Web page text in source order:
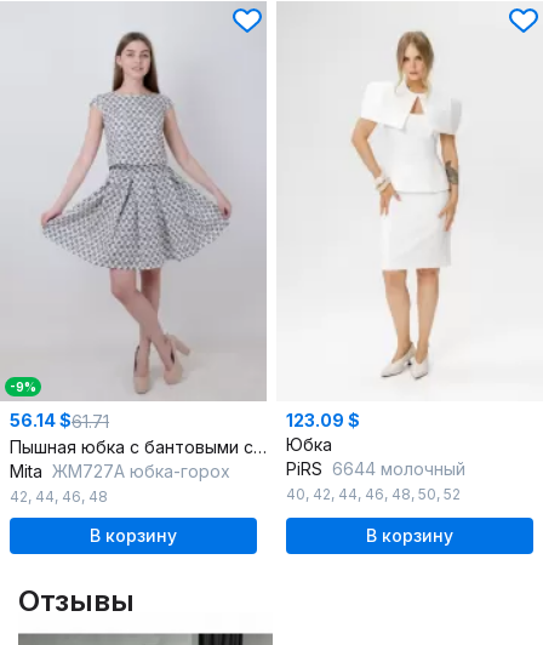
-9%
56.14 $61.71
Пышная юбка с бантовыми складками и молнией
Mita ЖМ727А юбка-горох
42, 44, 46, 48
В корзину
123.09 $
Юбка
PiRS 6644 молочный
40, 42, 44, 46, 48, 50, 52
В корзину
Отзывы